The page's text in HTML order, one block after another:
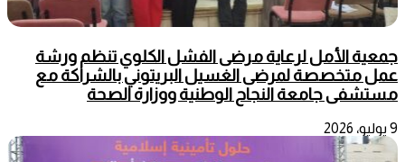
جمعية الأمل لرعاية مرضى الفشل الكلوي تنظم ورشة
عمل متخصصة لمرضى الغسيل البريتوني بالشراكة مع
مستشفى جامعة النجاح الوطنية ووزارة الصحة
9 يوليو، 2026